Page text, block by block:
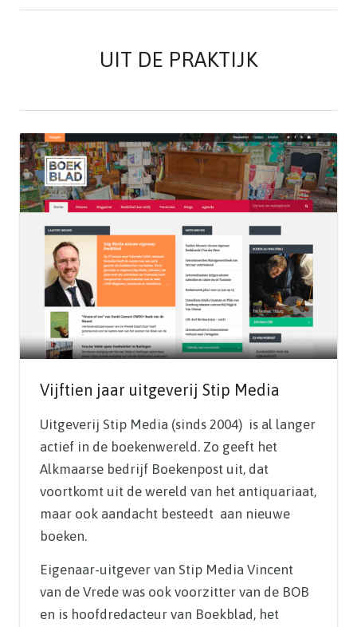
UIT DE PRAKTIJK
Vijftien jaar uitgeverij Stip Media
Uitgeverij Stip Media (sinds 2004) is al langer
actief in de boekenwereld. Zo geeft het
Alkmaarse bedrijf Boekenpost uit, dat
voortkomt uit de wereld van het antiquariaat,
maar ook aandacht besteedt aan nieuwe
boeken.
Eigenaar-uitgever van Stip Media Vincent
van de Vrede was ook voorzitter van de BOB
en is hoofdredacteur van Boekblad, het